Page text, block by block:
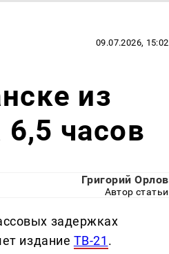
09.07.2026, 15:02
из
часов
Григорий Орлов
Автор статьи
задержках
издание ТВ-21 .